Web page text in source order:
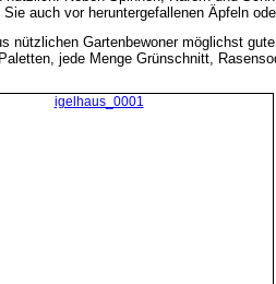
Sie auch vor heruntergefallenen Äpfeln
nützlichen Gartenbewoner möglichst
jede Menge Grünschnitt,